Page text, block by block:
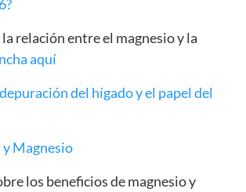
relación entre el magnesio y la
aquí
del hígado y el papel del
Magnesio
los beneficios de magnesio y